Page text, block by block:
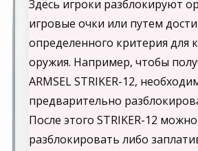
Здесь игроки разблокируют
игровые очки или путем
определенного критерия для
оружия. Например, чтобы
ARMSEL STRIKER-12,
предварительно
После этого STRIKER-12 можно
разблокировать либо